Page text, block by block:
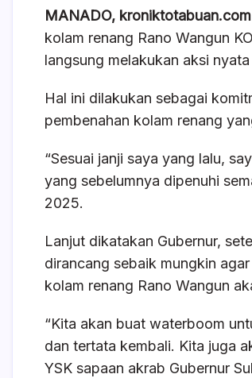
c
e
o
o
k
at
s
p
p
e
a
s
ar
e
MANADO, kroniktotabuan.com
kolam renang Rano Wangun
langsung melakukan aksi
Hal ini dilakukan sebagai
pembenahan kolam renang
“Sesuai janji saya yang lalu,
yang sebelumnya dipenuhi
2025.
Lanjut dikatakan Gubernur,
dirancang sebaik mungkin
kolam renang Rano Wangun
“Kita akan buat waterboom
dan tertata kembali. Kita juga
YSK sapaan akrab Gubernur